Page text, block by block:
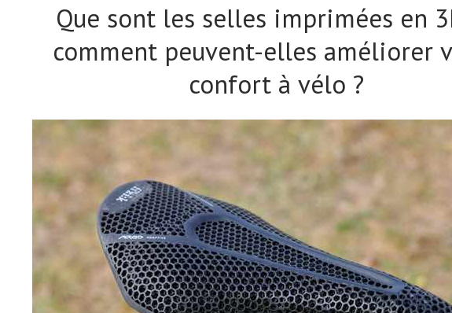
Que sont les selles imprimées en
comment peuvent-elles améliorer
confort à vélo ?